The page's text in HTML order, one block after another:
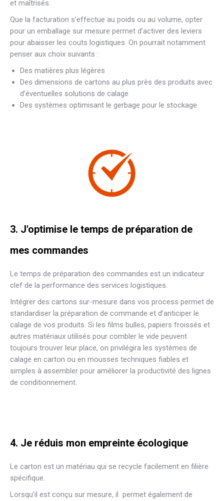
et maîtrisés.
Que la facturation s’effectue au poids ou au volume, opter
pour un emballage sur mesure permet d’activer des leviers
pour abaisser les couts logistiques. On pourrait notamment
penser aux choix suivants :
Des matières plus légères
Des dimensions de cartons au plus près des produits avec
d’éventuelles solutions de calage
Des systèmes optimisant le gerbage pour le stockage
3. J'optimise le temps de préparation de
mes commandes
Le temps de préparation des commandes est un indicateur
clef de la performance des services logistiques.
Intégrer des cartons sur-mesure dans vos process permet de
standardiser la préparation de commande et d’anticiper le
calage de vos produits. Si les films bulles, papiers froissés et
autres matériaux utilisés pour combler le vide peuvent
toujours trouver leur place, on privilégira les systèmes de
calage en carton ou en mousses techniques fiables et
simples à assembler pour améliorer la productivité des lignes
de conditionnement.
4. Je réduis mon empreinte écologique
Le carton est un matériau qui se recycle facilement en filière
spécifique.
Lorsqu’il est conçu sur mesure, il permet également de